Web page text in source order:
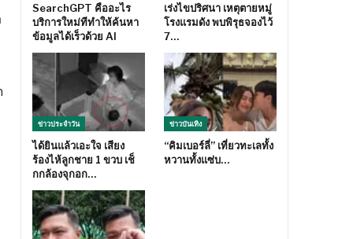
SearchGPT คืออะไร
บริการใหม่ทีทำให้ค้นหา
ข้อมูลได้เร็วด้วย AI
เร่งไขปริศนา เหตุตายหมู่
โรงแรมดัง พบพิรุธจองไว้
7…
ข่าวประจำวัน
ได้ยินแล้วเอะใจ เสียง
ร้องไห้ลูกชาย 1 ขวบ เช็
กกล้องจุกอก…
ข่าวบันเทิง
“คิมเบอร์ลี่” เที่ยวทะเลทั้ง
หวานทั้งแซ่บ…